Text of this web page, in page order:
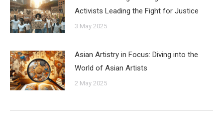
Activists Leading the Fight for Justice
3 May 2025
Asian Artistry in Focus: Diving into the
World of Asian Artists
2 May 2025